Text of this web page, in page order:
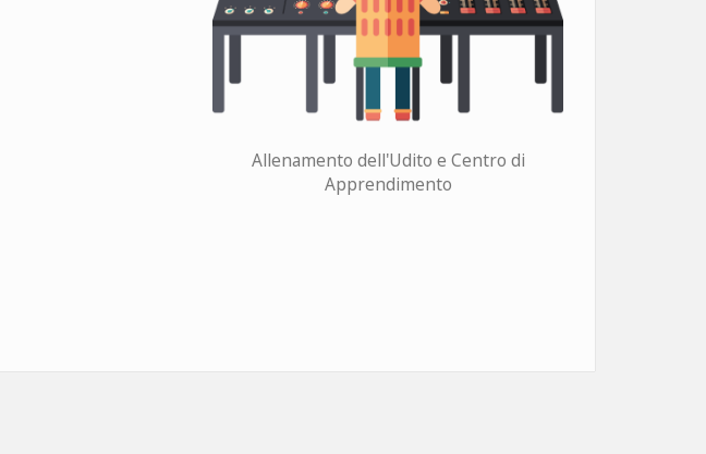
Allenamento dell'Udito e Centro di
Apprendimento